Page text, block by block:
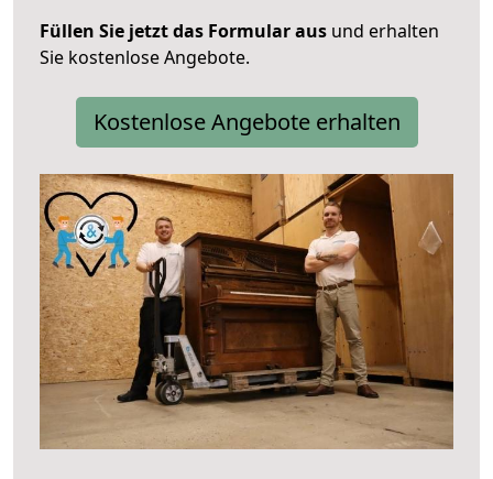
Füllen Sie jetzt das Formular aus und erhalten
Sie kostenlose Angebote.
Kostenlose Angebote erhalten